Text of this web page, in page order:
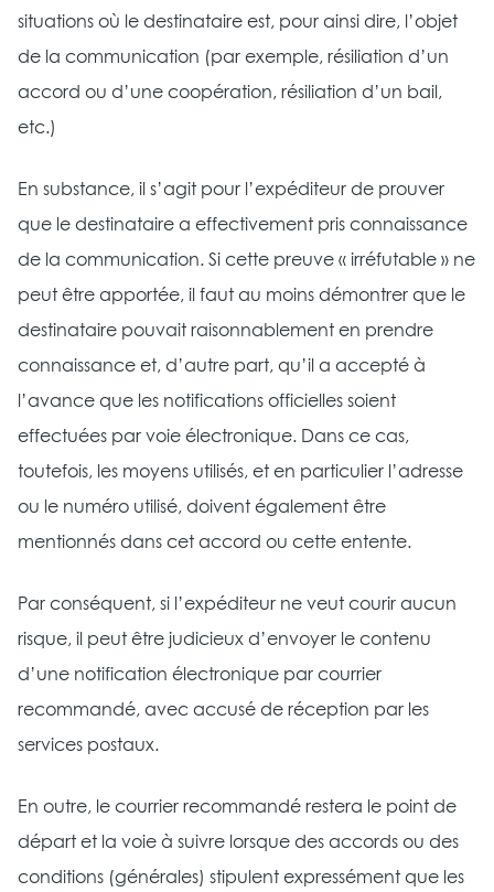
situations où le destinataire est, pour ainsi dire, l’objet
de la communication (par exemple, résiliation d’un
accord ou d’une coopération, résiliation d’un bail,
etc.)
En substance, il s’agit pour l’expéditeur de prouver
que le destinataire a effectivement pris connaissance
de la communication. Si cette preuve « irréfutable » ne
peut être apportée, il faut au moins démontrer que le
destinataire pouvait raisonnablement en prendre
connaissance et, d’autre part, qu’il a accepté à
l’avance que les notifications officielles soient
effectuées par voie électronique. Dans ce cas,
toutefois, les moyens utilisés, et en particulier l’adresse
ou le numéro utilisé, doivent également être
mentionnés dans cet accord ou cette entente.
Par conséquent, si l’expéditeur ne veut courir aucun
risque, il peut être judicieux d’envoyer le contenu
d’une notification électronique par courrier
recommandé, avec accusé de réception par les
services postaux.
En outre, le courrier recommandé restera le point de
départ et la voie à suivre lorsque des accords ou des
conditions (générales) stipulent expressément que les